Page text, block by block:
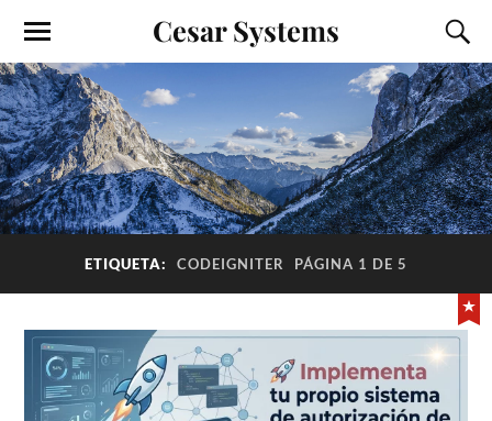
Cesar Systems
ETIQUETA: CODEIGNITER PÁGINA 1 DE 5